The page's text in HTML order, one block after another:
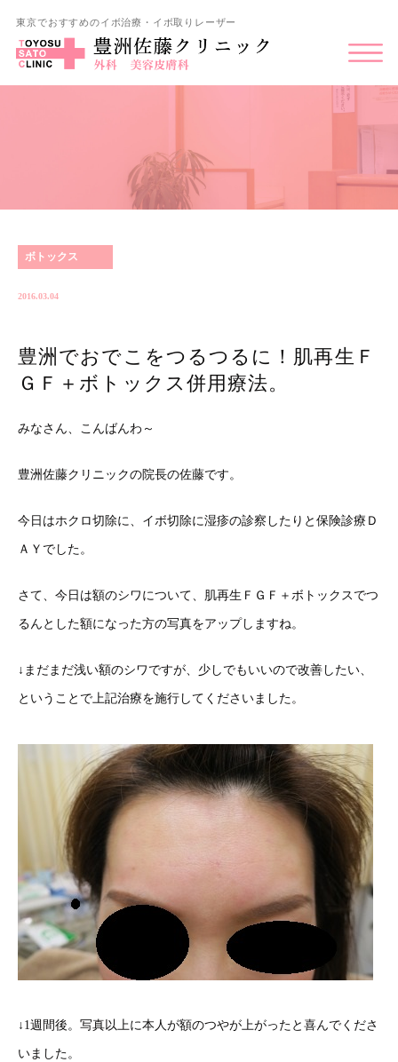
東京でおすすめのイボ治療・イボ取りレーザー
ボトックス
2016.03.04
豊洲でおでこをつるつるに！肌再生Ｆ
ＧＦ＋ボトックス併用療法。
みなさん、こんばんわ～
豊洲佐藤クリニックの院長の佐藤です。
今日はホクロ切除に、イボ切除に湿疹の診察したりと保険診療Ｄ
ＡＹでした。
さて、今日は額のシワについて、肌再生ＦＧＦ＋ボトックスでつ
るんとした額になった方の写真をアップしますね。
↓まだまだ浅い額のシワですが、少しでもいいので改善したい、
ということで上記治療を施行してくださいました。
↓1週間後。写真以上に本人が額のつやが上がったと喜んでくださ
いました。